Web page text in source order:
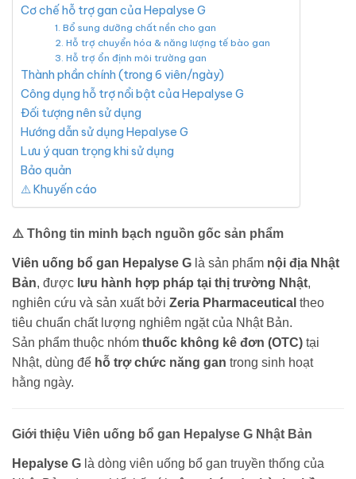
Cơ chế hỗ trợ gan của Hepalyse G
1. Bổ sung dưỡng chất nền cho gan
2. Hỗ trợ chuyển hóa & năng lượng tế bào gan
3. Hỗ trợ ổn định môi trường gan
Thành phần chính (trong 6 viên/ngày)
Công dụng hỗ trợ nổi bật của Hepalyse G
Đối tượng nên sử dụng
Hướng dẫn sử dụng Hepalyse G
Lưu ý quan trọng khi sử dụng
Bảo quản
⚠️ Khuyến cáo
⚠️ Thông tin minh bạch nguồn gốc sản phẩm
Viên uống bổ gan Hepalyse G là sản phẩm nội địa Nhật
Bản, được lưu hành hợp pháp tại thị trường Nhật,
nghiên cứu và sản xuất bởi Zeria Pharmaceutical theo
tiêu chuẩn chất lượng nghiêm ngặt của Nhật Bản.
Sản phẩm thuộc nhóm thuốc không kê đơn (OTC) tại
Nhật, dùng để hỗ trợ chức năng gan trong sinh hoạt
hằng ngày.
Giới thiệu Viên uống bổ gan Hepalyse G Nhật Bản
Hepalyse G là dòng viên uống bổ gan truyền thống của